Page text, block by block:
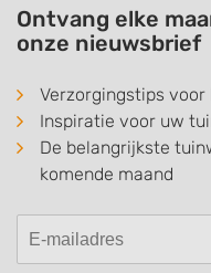
Ontvang elke
onze nieuwsbrief
Verzorgingstips
Inspiratie voor uw
De belangrijkste
komende maand